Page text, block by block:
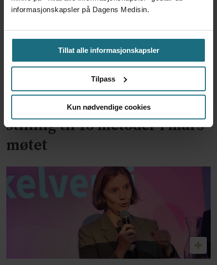
informasjonskapsler på Dagens Medisin.
Tillat alle informasjonskapsler
Tilpass
Kun nødvendige cookies
Beslutningsforum skal ta
stilling til 18 metoder i mars-
møtet